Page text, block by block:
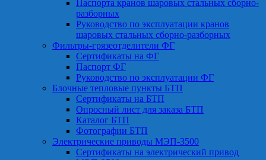
Паспорта кранов шаровых стальных сборно-
разборных
Руководство по эксплуатации кранов
шаровых стальных сборно-разборных
Фильтры-грязеотделители ФГ
Сертификаты на ФГ
Паспорт ФГ
Руководство по эксплуатации ФГ
Блочные тепловые пункты БТП
Сертификаты на БТП
Опросный лист для заказа БТП
Каталог БТП
Фотографии БТП
Электрические приводы МЭП-3500
Сертификаты на электрический привод